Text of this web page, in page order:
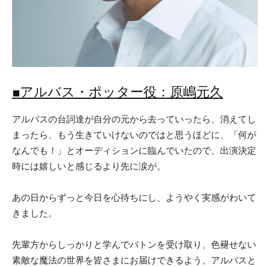
■アルバス・ポッター役：原嶋元久
アルバスの台詞達が自分の元から去っていったら、消えてし
まったら、もう生きていけないのではと思うほどに、「何が
なんでも！」とオーディションに臨んでいたので、出演決定
時には嬉しいと感じるより先に涙が。
あの日からずっと今日を心待ちにし、ようやく実感がわいて
きました。
先輩方からしっかりと学んでバトンを受け取り、色褪せない
素敵な魔法の世界を皆さまにお届けできるよう、アルバスと